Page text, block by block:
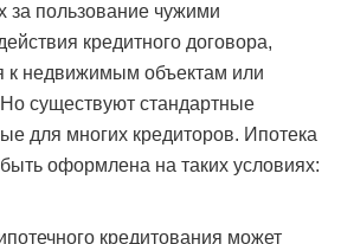
за пользование чужими
кредитного договора,
к недвижимым объектам или
существуют стандартные
для многих кредиторов. Ипотека
оформлена на таких условиях:
кредитования может